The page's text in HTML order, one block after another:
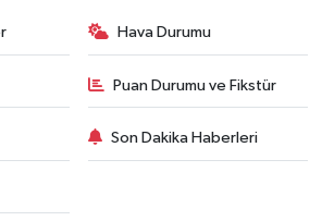
Hava Durumu
Puan Durumu ve Fikstür
Son Dakika Haberleri